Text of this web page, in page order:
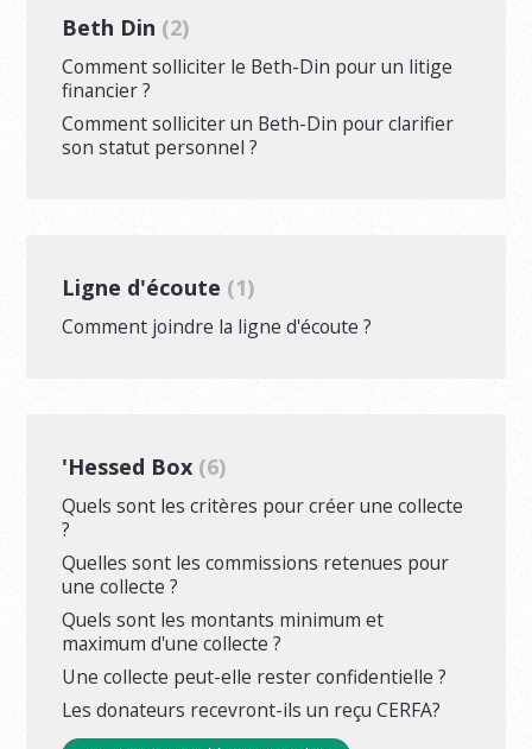
Beth Din 2
Comment solliciter le Beth-Din pour un litige
financier ?
Comment solliciter un Beth-Din pour clarifier
son statut personnel ?
Ligne d'écoute 1
Comment joindre la ligne d'écoute ?
'Hessed Box 6
Quels sont les critères pour créer une collecte
?
Quelles sont les commissions retenues pour
une collecte ?
Quels sont les montants minimum et
maximum d'une collecte ?
Une collecte peut-elle rester confidentielle ?
Les donateurs recevront-ils un reçu CERFA?